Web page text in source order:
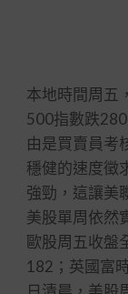
本地時間周
500指數跌
由是買賣員
穩健的速度徵
強勁，這讓美
美股單周依然
歐股周五收盤
182；英國